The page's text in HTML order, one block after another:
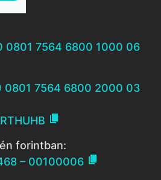
0801 7564 6800 1000 06
0801 7564 6800 2000 03

forintban:
– 00100006 